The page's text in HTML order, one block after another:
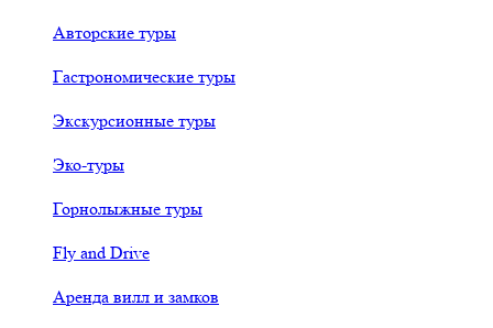
Авторские туры
Гастрономические туры
Экскурсионные туры
Эко-туры
Горнолыжные туры
Fly and Drive
Аренда вилл и замков